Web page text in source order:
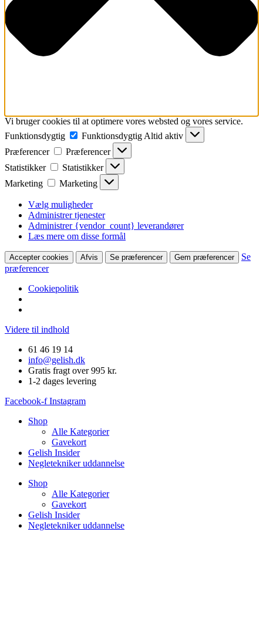
Vi bruger cookies til at optimere vores websted og vores service.
Funktionsdygtig
Funktionsdygtig Altid aktiv
Præferencer
Præferencer
Statistikker
Statistikker
Marketing
Marketing
Vælg muligheder
Administrer tjenester
Administrer {vendor_count} leverandører
Læs mere om disse formål
Accepter cookies Afvis Se præferencer Gem præferencer
Se
præferencer
Cookiepolitik
Videre til indhold
61 46 19 14
info@gelish.dk
Gratis fragt over 995 kr.
1-2 dages levering
Facebook-f Instagram
Shop
Alle Kategorier
Gavekort
Gelish Insider
Negletekniker uddannelse
Shop
Alle Kategorier
Gavekort
Gelish Insider
Negletekniker uddannelse